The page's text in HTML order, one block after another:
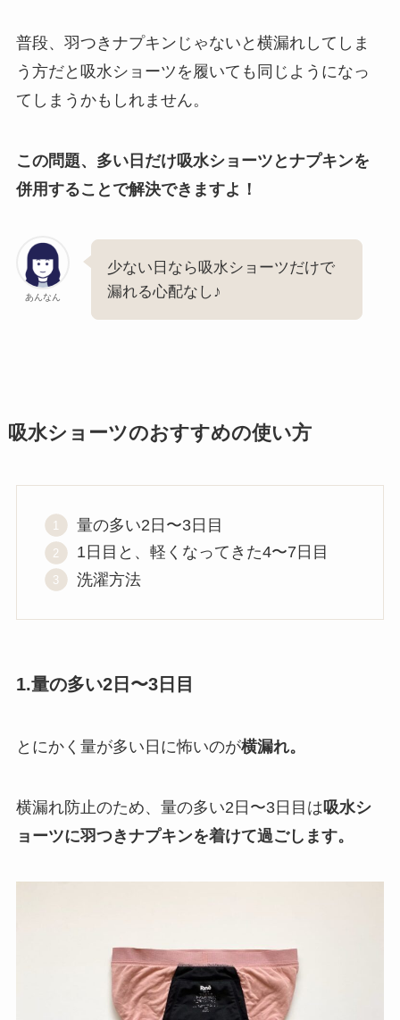
普段、羽つきナプキンじゃないと横漏れしてしま
う方だと吸水ショーツを履いても同じようになっ
てしまうかもしれません。
この問題、多い日だけ吸水ショーツとナプキンを
併用することで解決できますよ！
あんなん
少ない日なら吸水ショーツだけで
漏れる心配なし♪
吸水ショーツのおすすめの使い方
量の多い2日〜3日目
1日目と、軽くなってきた4〜7日目
洗濯方法
1.量の多い2日〜3日目
とにかく量が多い日に怖いのが横漏れ。
横漏れ防止のため、量の多い2日〜3日目は吸水シ
ョーツに羽つきナプキンを着けて過ごします。